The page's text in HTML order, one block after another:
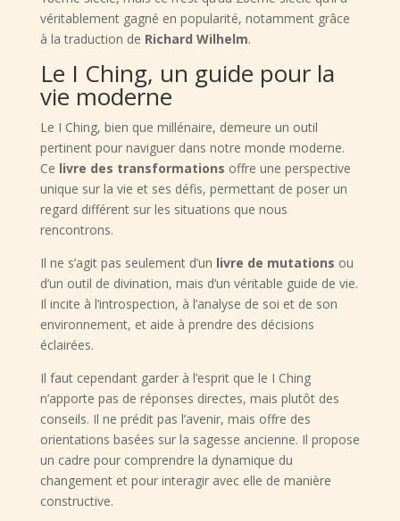
véritablement gagné en popularité, notamment grâce
à la traduction de Richard Wilhelm.
Le I Ching, un guide pour la
vie moderne
Le I Ching, bien que millénaire, demeure un outil
pertinent pour naviguer dans notre monde moderne.
Ce livre des transformations offre une perspective
unique sur la vie et ses défis, permettant de poser un
regard différent sur les situations que nous
rencontrons.
Il ne s’agit pas seulement d’un livre de mutations ou
d’un outil de divination, mais d’un véritable guide de vie.
Il incite à l’introspection, à l’analyse de soi et de son
environnement, et aide à prendre des décisions
éclairées.
Il faut cependant garder à l’esprit que le I Ching
n’apporte pas de réponses directes, mais plutôt des
conseils. Il ne prédit pas l’avenir, mais offre des
orientations basées sur la sagesse ancienne. Il propose
un cadre pour comprendre la dynamique du
changement et pour interagir avec elle de manière
constructive.